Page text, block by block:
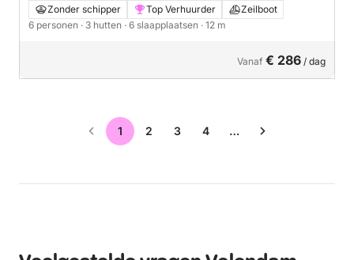
comfortabel en sportief
Zonder schipper Top Verhuurder
Zeilboot
6 personen · 3 hutten · 6 slaapplaatsen · 12 m
Vanaf € 286 / dag
1 2 3 4 …